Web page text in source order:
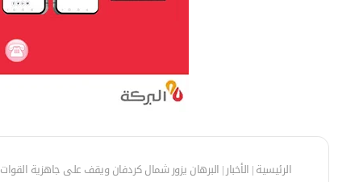
الرئيسية| الأخبار| البرهان يزور شمال كردفان ويقف على جاهزية القوات